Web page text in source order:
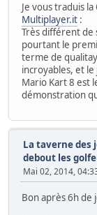
Je vous traduis
Multiplayer.it :
Très différent de
pourtant le
terme de
incroyables, et
Mario Kart 8 est
démonstration
La taverne des
debout les
Mai 02, 2014,
Bon après 6h de